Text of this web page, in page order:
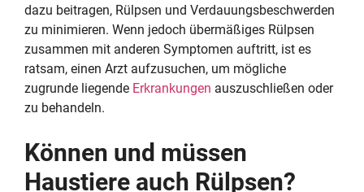
dazu beitragen, Rülpsen und Verdauungsbeschwerden
zu minimieren. Wenn jedoch übermäßiges Rülpsen
zusammen mit anderen Symptomen auftritt, ist es
ratsam, einen Arzt aufzusuchen, um mögliche
zugrunde liegende Erkrankungen auszuschließen oder
zu behandeln.
Können und müssen
Haustiere auch Rülpsen?